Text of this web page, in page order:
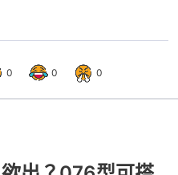
0 0 0